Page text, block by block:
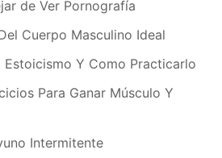
de Ver Pornografía
Cuerpo Masculino Ideal
Estoicismo Y Como Practicarlo
Para Ganar Músculo Y
Intermitente